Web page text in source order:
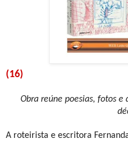
(16)
Obra reúne poesias, fotos e
A roteirista e escritora